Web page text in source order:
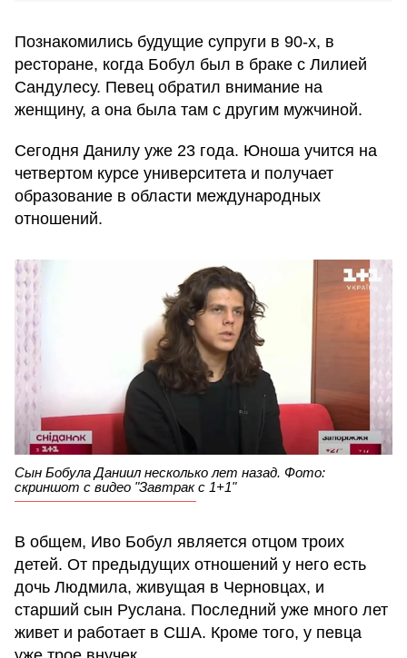
Познакомились будущие супруги в 90-х, в
ресторане, когда Бобул был в браке с Лилией
Сандулесу. Певец обратил внимание на
женщину, а она была там с другим мужчиной.
Сегодня Данилу уже 23 года. Юноша учится на
четвертом курсе университета и получает
образование в области международных
отношений.
Сын Бобула Даниил несколько лет назад. Фото:
скриншот с видео "Завтрак с 1+1"
В общем, Иво Бобул является отцом троих
детей. От предыдущих отношений у него есть
дочь Людмила, живущая в Черновцах, и
старший сын Руслана. Последний уже много лет
живет и работает в США. Кроме того, у певца